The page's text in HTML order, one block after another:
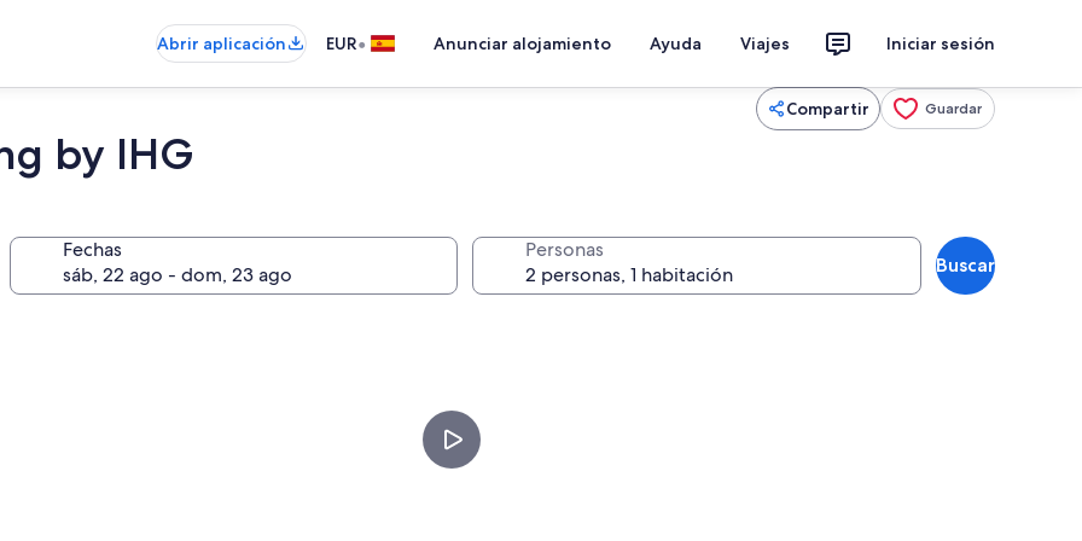
Abrir aplicación EUR• Anunciar alojamiento Ayuda Viajes Iniciar sesión
Compartir Guardar
by IHG
Fechas Personas
Buscar